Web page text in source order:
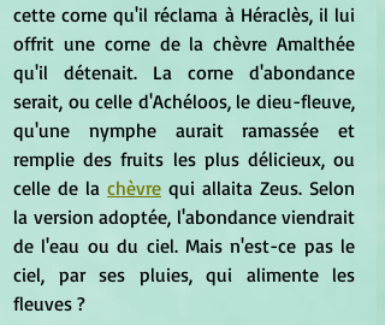
cette corne qu'il réclama à Héraclès, il lui
offrit une corne de la chèvre Amalthée
qu'il détenait. La corne d'abondance
serait, ou celle d'Achéloos, le dieu-fleuve,
qu'une nymphe aurait ramassée et
remplie des fruits les plus délicieux, ou
celle de la chèvre qui allaita Zeus. Selon
la version adoptée, l'abondance viendrait
de l'eau ou du ciel. Mais n'est-ce pas le
ciel, par ses pluies, qui alimente les
fleuves ?